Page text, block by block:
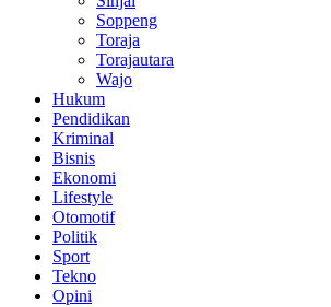
Soppeng
Toraja
Torajautara
Wajo
Hukum
Pendidikan
Kriminal
Bisnis
Ekonomi
Lifestyle
Otomotif
Politik
Sport
Tekno
Opini